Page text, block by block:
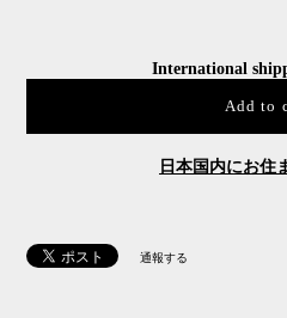
International
Add to
日本国内にお住
通報する